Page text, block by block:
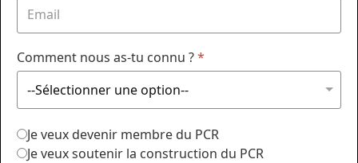
Comment nous as-tu connu ?*
Je veux devenir membre du PCR
Je veux soutenir la construction du PCR